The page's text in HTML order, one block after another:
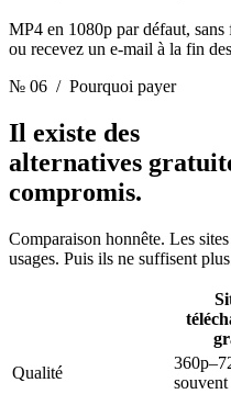
MP4 en 1080p par défaut,
ou recevez un e-mail à la fin
№ 06 / Pourquoi payer
Il existe des
alternatives
compromis.
Comparaison honnête. Les
usages. Puis ils ne suffisent
Qualité